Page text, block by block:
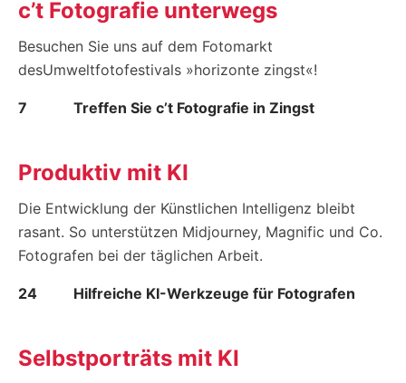
c’t Fotografie unterwegs
Besuchen Sie uns auf dem Fotomarkt
desUmweltfotofestivals »horizonte zingst«!
Treffen Sie c’t Fotografie in Zingst
7
Produktiv mit KI
Die Entwicklung der Künstlichen Intelligenz bleibt
rasant. So unterstützen Midjourney, Magnific und Co.
Fotografen bei der täglichen Arbeit.
Hilfreiche KI-Werkzeuge für Fotografen
24
Selbstporträts mit KI